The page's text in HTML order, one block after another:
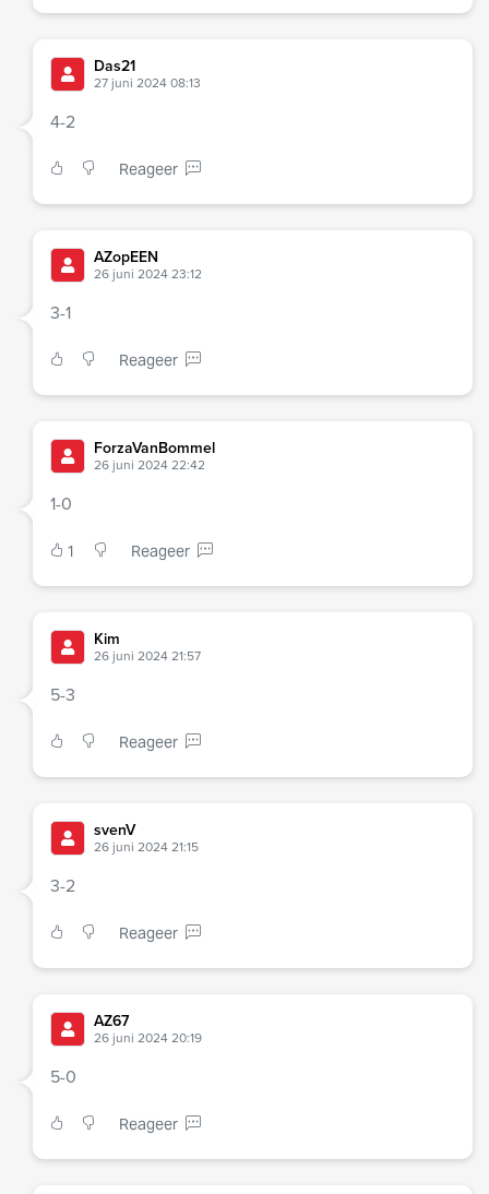
Das21
27 juni 2024 08:13
4-2
Reageer
AZopEEN
26 juni 2024 23:12
3-1
Reageer
ForzaVanBommel
26 juni 2024 22:42
1-0
1 Reageer
Kim
26 juni 2024 21:57
5-3
Reageer
svenV
26 juni 2024 21:15
3-2
Reageer
AZ67
26 juni 2024 20:19
5-0
Reageer